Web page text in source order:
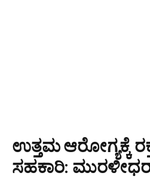
ಉತ್ತಮ ಆರೋಗ್ಯಕ್ಕೆ
ಸಹಕಾರಿ: